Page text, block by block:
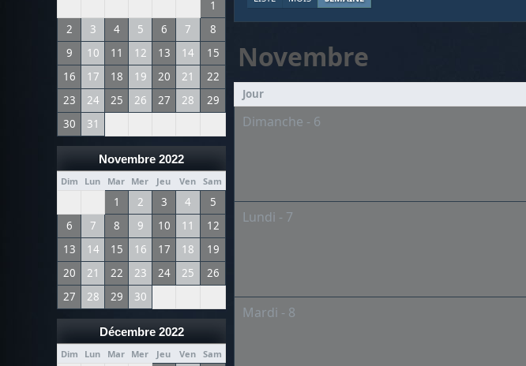
1
2
3 4 5 6 7
8
9
10 11 12 13 14
15
16
17 18 19 20 21
22
23
24 25 26 27 28
29
30
31
Novembre 2022
Dim Lun Mar Mer Jeu Ven Sam
1 2 3 4
5
6
7 8 9 10 11
12
13
14 15 16 17 18
19
20
21 22 23 24 25
26
27
28 29 30
Décembre 2022
Dim Lun Mar Mer Jeu Ven Sam
Novembre
Jour
Dimanche - 6
Lundi - 7
Mardi - 8